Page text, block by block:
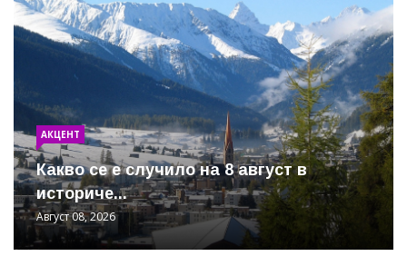
АКЦЕНТ
Какво се е случило на 8 август в
историче...
Август 08, 2026